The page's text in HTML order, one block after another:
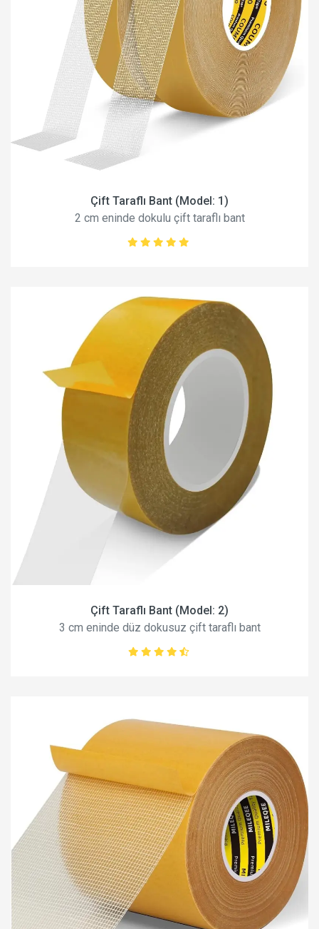
Çift Taraflı Bant (Model: 1)
2 cm eninde dokulu çift taraflı bant
Çift Taraflı Bant (Model: 2)
3 cm eninde düz dokusuz çift taraflı bant